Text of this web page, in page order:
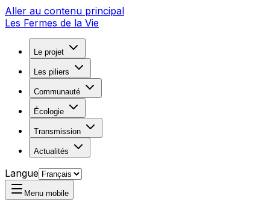
Aller au contenu principal
Les Fermes de la Vie
Le projet
Les piliers
Communauté
Écologie
Transmission
Actualités
Langue
Menu mobile